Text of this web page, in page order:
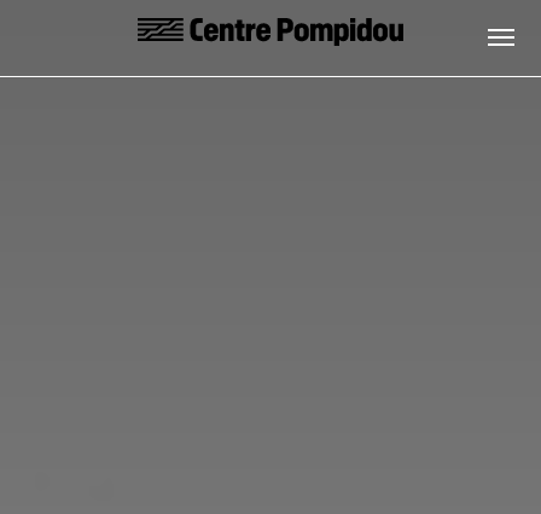
Skip to main content
Centre Pompidou